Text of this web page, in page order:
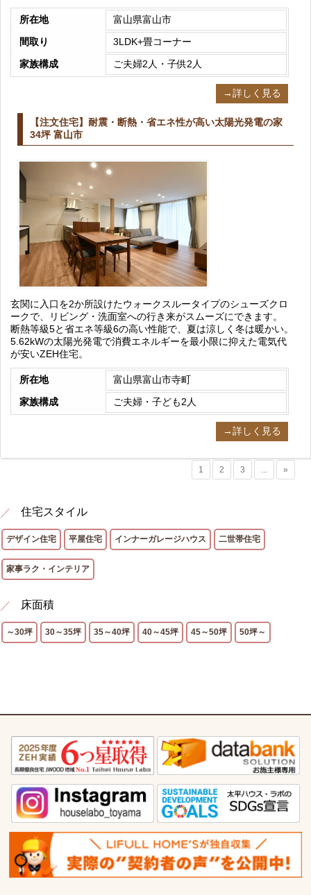
所在地
富山県富山市
間取り
3LDK+畳コーナー
家族構成
ご夫婦2人・子供2人
→詳しく見る
【注文住宅】耐震・断熱・省エネ性が高い太陽光発電の家
34坪 富山市
玄関に入口を2か所設けたウォークスルータイプのシューズクロ
ークで、リビング・洗面室への行き来がスムーズにできます。
断熱等級5と省エネ等級6の高い性能で、夏は涼しく冬は暖かい。
5.62kWの太陽光発電で消費エネルギーを最小限に抑えた電気代
が安いZEH住宅。
所在地
富山県富山市寺町
家族構成
ご夫婦・子ども2人
→詳しく見る
1 2 3 ... »
住宅スタイル
デザイン住宅 平屋住宅 インナーガレージハウス 二世帯住宅
家事ラク・インテリア
床面積
～30坪 30～35坪 35～40坪 40～45坪 45～50坪 50坪～